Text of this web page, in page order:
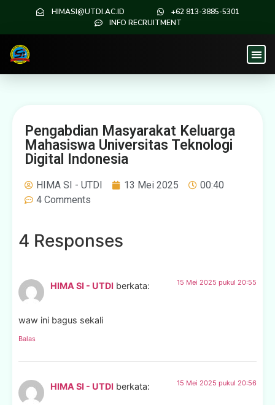
HIMASI@UTDI.AC.ID
+62 813-3885-5301
INFO RECRUITMENT
Pengabdian Masyarakat Keluarga
Mahasiswa Universitas Teknologi
Digital Indonesia
HIMA SI - UTDI 13 Mei 2025
00:40
4 Comments
4 Responses
HIMA SI - UTDI berkata: 15 Mei 2025 pukul 20:55
waw ini bagus sekali
Balas
HIMA SI - UTDI berkata: 15 Mei 2025 pukul 20:56